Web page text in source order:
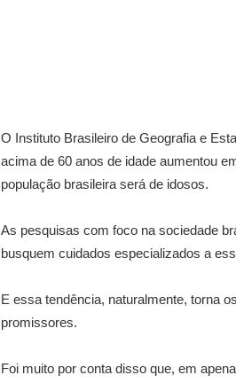
O Instituto Brasileiro de Geografia e
acima de 60 anos de idade aumentou
população brasileira será de idosos.
As pesquisas com foco na sociedade
busquem cuidados especializados a
E essa tendência, naturalmente, torna
promissores.
​Foi muito por conta disso que, em